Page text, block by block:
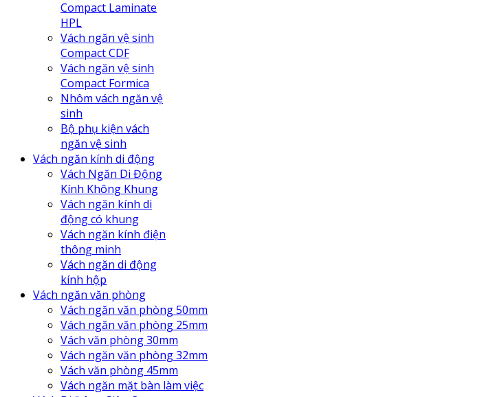
Compact Laminate
HPL
Vách ngăn vệ sinh
Compact CDF
Vách ngăn vệ sinh
Compact Formica
Nhôm vách ngăn vệ
sinh
Bộ phụ kiện vách
ngăn vệ sinh
Vách ngăn kính di động
Vách Ngăn Di Động
Kính Không Khung
Vách ngăn kính di
động có khung
Vách ngăn kính điện
thông minh
Vách ngăn di động
kính hộp
Vách ngăn văn phòng
Vách ngăn văn phòng 50mm
Vách ngăn văn phòng 25mm
Vách văn phòng 30mm
Vách ngăn văn phòng 32mm
Vách văn phòng 45mm
Vách ngăn mặt bàn làm việc